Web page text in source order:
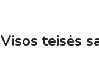
Visos teisės